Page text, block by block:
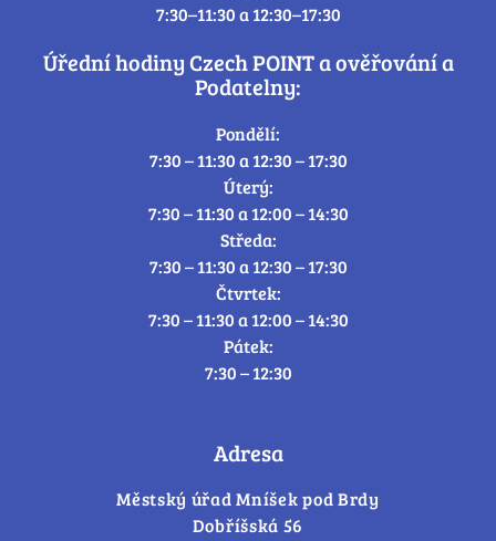
7:30–11:30 a 12:30–17:30
Úřední hodiny Czech POINT a ověřování a
Podatelny:
Pondělí:
7:30 – 11:30 a 12:30 – 17:30
Úterý:
7:30 – 11:30 a 12:00 – 14:30
Středa:
7:30 – 11:30 a 12:30 – 17:30
Čtvrtek:
7:30 – 11:30 a 12:00 – 14:30
Pátek:
7:30 – 12:30
Adresa
Městský úřad Mníšek pod Brdy
Dobříšská 56